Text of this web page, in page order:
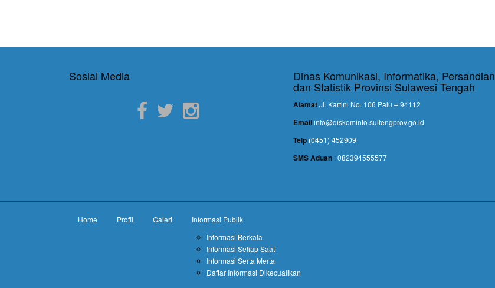
Sosial Media Dinas Komunikasi, Informatika, Persandian
dan Statistik Provinsi Sulawesi Tengah
AlamatJl. Kartini No. 106 Palu – 94112
Emailinfo@diskominfo.sultengprov.go.id
Telp (0451) 452909
SMS Aduan :082394555577
Home Profil Galeri
Informasi Publik
Informasi Berkala
Informasi Setiap Saat
Informasi Serta Merta
Daftar Informasi Dikecualikan